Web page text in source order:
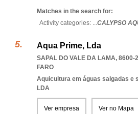
Matches in the search for:
Activity categories: ...CALYPSO
Aqua Prime, Lda
SAPAL DO VALE DA LAMA, 8600-
FARO
Aquicultura em águas salgadas e
LDA
Ver empresa Ver no Mapa